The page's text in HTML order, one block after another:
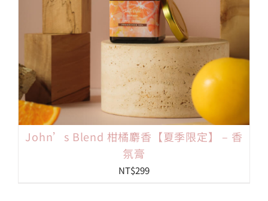
John’s Blend 柑橘麝香【夏季限定】 – 香
氛膏
NT$299